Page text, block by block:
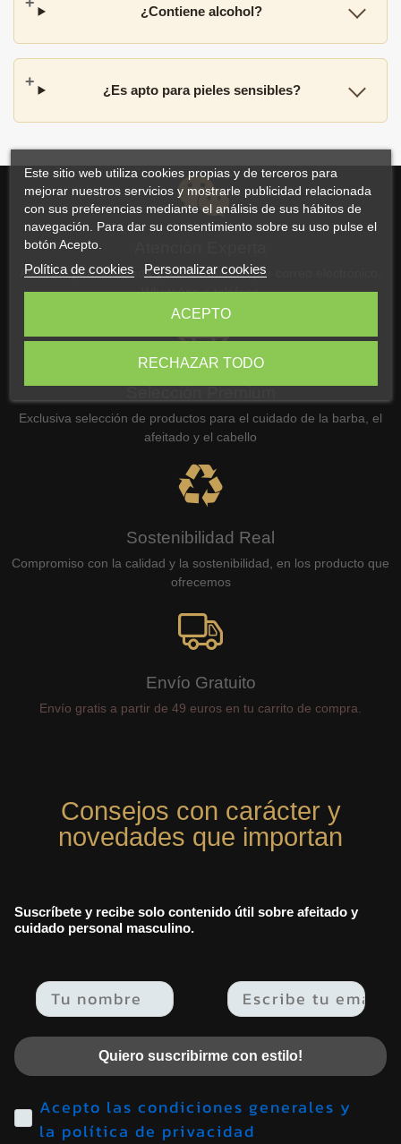
¿Contiene alcohol?
¿Es apto para pieles sensibles?
Este sitio web utiliza cookies propias y de terceros para
mejorar nuestros servicios y mostrarle publicidad relacionada
con sus preferencias mediante el análisis de sus hábitos de
navegación. Para dar su consentimiento sobre su uso pulse el
botón Acepto.
Política de cookies Personalizar cookies
RECHAZAR TODO
ACEPTO
Atención personalizada y asesoramiento por correo electrónico,
WhatsApp o teléfono
Exclusiva selección de productos para el cuidado de la barba, el
afeitado y el cabello
Sostenibilidad Real
Compromiso con la calidad y la sostenibilidad, en los producto que
ofrecemos
Envío Gratuito
Envío gratis a partir de 49 euros en tu carrito de compra.
Consejos con carácter y
novedades que importan
Suscríbete y recibe solo contenido útil sobre afeitado y
cuidado personal masculino.
Email
Quiero suscribirme con estilo!
Acepto las condiciones generales y
la política de privacidad